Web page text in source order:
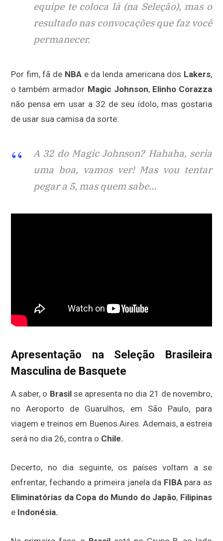
equipe te coloca lá (na Seleção), mas o
resultado nas convocações que faz você
permanecer.
Por fim, fã de NBA e da lenda americana dos Lakers,
o também armador Magic Johnson, Elinho Corazza
não pensa em usar a 32 de seu ídolo, mas gostaria
de usar sua camisa da sorte:
A 32 do Magic Johnson? Hahaha, seria
uma boa, vamos ver! Mas vou tentar
pegar a 5, mas quem sabe…
Apresentação na Seleção Brasileira
Masculina de Basquete
A saber, o Brasilse apresenta no dia 21 de novembro,
no Aeroporto de Guarulhos, em São Paulo, para
viagem e treinos em Buenos Aires. Ademais, a estreia
será no dia 26, contra o Chile.
Decerto, no dia seguinte, os países voltam a se
enfrentar, fechando a primeira janela da FIBApara as
Eliminatórias da Copa do Mundo do Japão, Filipinas
e Indonésia.